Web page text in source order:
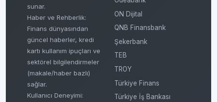
sunar.
Haber ve Rehberlik:
Finans dünyasından
güncel haberler, kredi
kartı kullanım ipuçları ve
sektörel bilgilendirmeler
(makale/haber bazlı)
sağlar.
Kullanıcı Deneyimi:
ON Dijital
QNB Finansbank
Şekerbank
TEB
TROY
Türkiye Finans
Türkiye İş Bankası